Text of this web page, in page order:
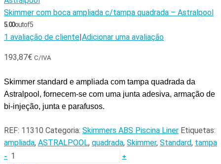
Skimmer com boca ampliada c/tampa quadrada – Astralpool
5.00out of 5
1 avaliação de cliente|Adicionar uma avaliação
193,87€ C/IVA
Skimmer standard e ampliada com tampa quadrada da
Astralpool, fornecem-se com uma junta adesiva, armação de
bi-injeção, junta e parafusos.
REF: 11310 Categoria: Skimmers ABS Piscina Liner Etiquetas:
ampliada, ASTRALPOOL, quadrada, Skimmer, Standard, tampa
-
+